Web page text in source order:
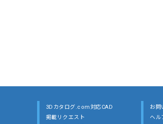
3Dカタログ.com対応CAD
掲載リクエスト
お問
ヘル